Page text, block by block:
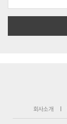
회사소개